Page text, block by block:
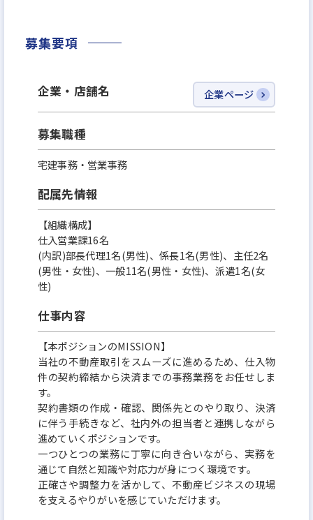
募集要項
企業・店舗名 企業ページ
募集職種
宅建事務・営業事務
配属先情報
【組織構成】
仕入営業課16名
(内訳)部長代理1名(男性)、係長1名(男性)、主任2名
(男性・女性)、一般11名(男性・女性)、派遣1名(女
性)
仕事内容
【本ポジションのMISSION】
当社の不動産取引をスムーズに進めるため、仕入物
件の契約締結から決済までの事務業務をお任せしま
す。
契約書類の作成・確認、関係先とのやり取り、決済
に伴う手続きなど、社内外の担当者と連携しながら
進めていくポジションです。
一つひとつの業務に丁寧に向き合いながら、実務を
通じて自然と知識や対応力が身につく環境です。
正確さや調整力を活かして、不動産ビジネスの現場
を支えるやりがいを感じていただけます。